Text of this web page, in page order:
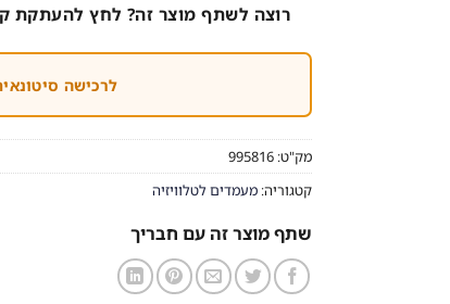
רוצה לשתף מוצר זה? לחץ להעתקת
לרכישה
מק"ט: 995816
קטגוריה: מעמדים לטלוויזיה
שתף מוצר זה עם חבריך